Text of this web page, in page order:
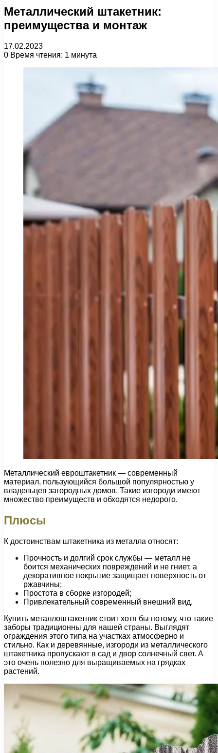
Металлический штакетник:
преимущества и монтаж
17.02.2023
0 Время чтения: 1 минута
Металлический евроштакетник — современный
материал, пользующийся большой популярностью у
владельцев загородных домов. Такие изгороди имеют
множество преимуществ и обходятся недорого.
Плюсы
К достоинствам штакетника из металла относят:
Прочность и долгий срок службы — металл не
боится механических повреждений и не гниет, а
декоративное покрытие защищает поверхность от
ржавчины;
Простота в сборке изгородей;
Привлекательный современный внешний вид.
Купить металлоштакетник стоит хотя бы потому, что такие
заборы традиционны для нашей страны. Выглядят
ограждения этого типа на участках атмосферно и
стильно. Как и деревянные, изгороди из металлического
штакетника пропускают в сад и двор солнечный свет. А
это очень полезно для выращиваемых на грядках
растений.